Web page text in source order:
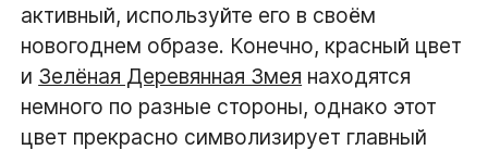
активный, используйте его в своём
новогоднем образе. Конечно, красный цвет
и Зелёная Деревянная Змея находятся
немного по разные стороны, однако этот
цвет прекрасно символизирует главный